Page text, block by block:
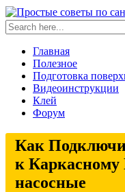
Главная
Полезное
Подготовка
Видеоинструкции
Клей
Форум
Как
к Каркасному
насосные